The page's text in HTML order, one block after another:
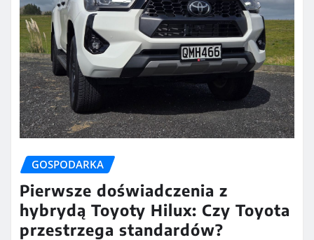
GOSPODARKA
Pierwsze doświadczenia z
hybrydą Toyoty Hilux: Czy Toyota
przestrzega standardów?